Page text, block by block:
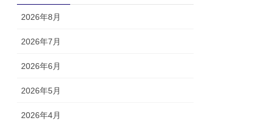
2026年8月
2026年7月
2026年6月
2026年5月
2026年4月